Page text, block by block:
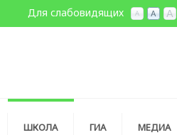
Для слабовидящих
ШКОЛА ГИА МЕДИА